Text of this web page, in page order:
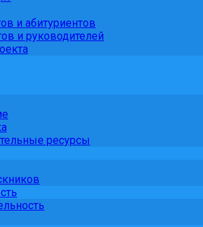
и абитуриентов
и руководителей
ресурсы